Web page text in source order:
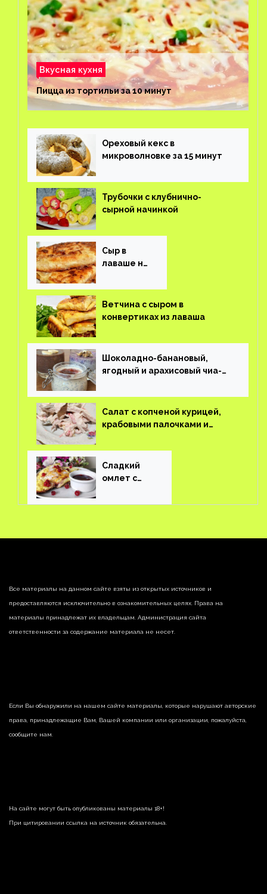
Вкусная кухня
Пицца из тортильи за 10 минут
Ореховый кекс в
микроволновке за 15 минут
Трубочки с клубнично-
сырной начинкой
Сыр в
лаваше на
Ветчина с сыром в
конвертиках из лаваша
Шоколадно-банановый,
ягодный и арахисовый чиа-
Салат с копченой курицей,
крабовыми палочками и
Сладкий
омлет с
Все материалы на данном сайте взяты из открытых источников и
предоставляются исключительно в ознакомительных целях. Права на
материалы принадлежат их владельцам. Администрация сайта
ответственности за содержание материала не несет.
Если Вы обнаружили на нашем сайте материалы, которые нарушают авторские
права, принадлежащие Вам, Вашей компании или организации, пожалуйста,
сообщите нам.
На сайте могут быть опубликованы материалы 18+!
При цитировании ссылка на источник обязательна.